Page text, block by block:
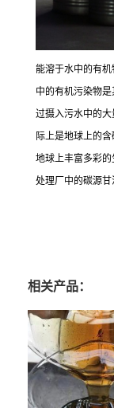
能溶于水中的有
中的有机污染物
过摄入污水中的
际上是地球上的
地球上丰富多彩
处理厂中的碳源甘
相关产品：